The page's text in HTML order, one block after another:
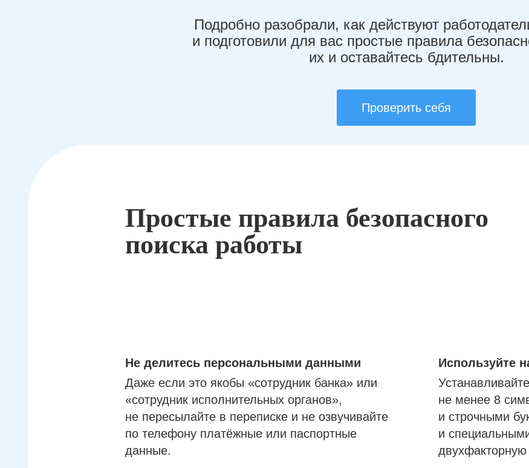
Подробно разобрали, как действуют
и подготовили для вас простые правила
их и оставайтесь бдительны.
Проверить себя
Простые правила безопасного
поиска работы
Не делитесь персональными данными
Даже если это якобы «сотрудник банка» или
«сотрудник исполнительных органов»,
не пересылайте в переписке и не озвучивайте
по телефону платёжные или паспортные
данные.
Используйте
не менее 8
и строчными
и